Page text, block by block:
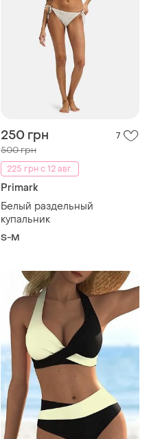
250 грн 7
500 грн
225 грн с 12 авг.
Primark
Белый раздельный
купальник
S-M